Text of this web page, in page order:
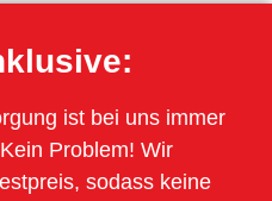
ist bei uns immer
Problem! Wir
sodass keine